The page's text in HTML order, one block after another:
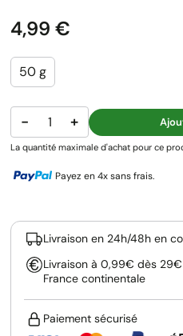
Prix
4,99 €
50 g
− +
La quantité maximale d'achat pour ce
Payez en 4x sans frais.
Livraison en 24h/48h en
Livraison à 0,99€ dès
France continentale
Paiement sécurisé